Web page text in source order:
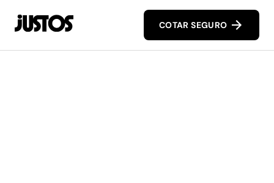
COTAR SEGURO